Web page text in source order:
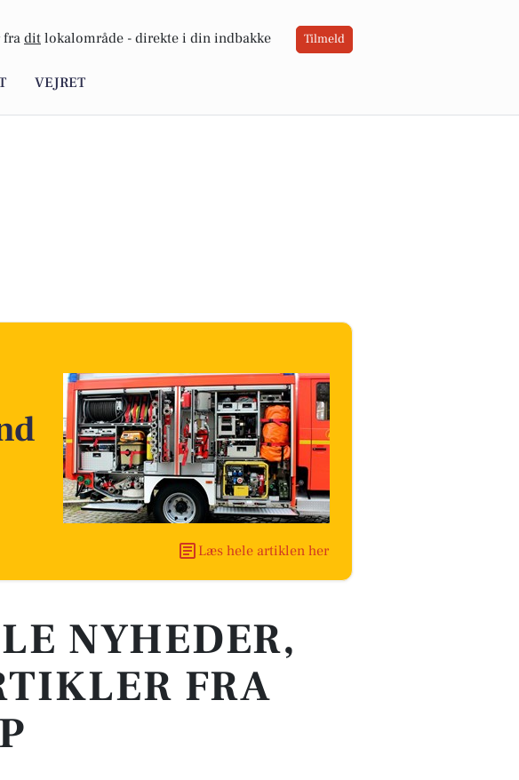
fra dit lokalområde - direkte i din indbakke Tilmeld
VEJRET
Læs hele artiklen her
NYHEDER,
FRA